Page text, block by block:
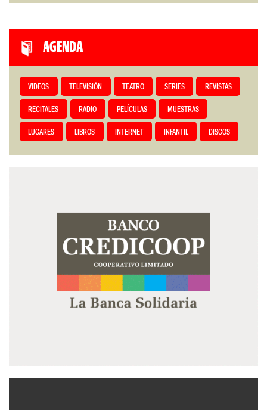
AGENDA
VIDEOS TELEVISIÓN TEATRO SERIES REVISTAS
RECITALES RADIO PELÍCULAS MUESTRAS
LUGARES LIBROS INTERNET INFANTIL DISCOS